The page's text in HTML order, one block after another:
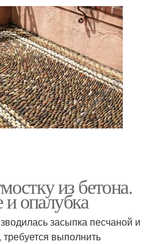
из бетона.
опалубка
засыпка песчаной и
выполнить